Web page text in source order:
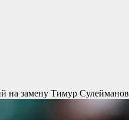
на замену Тимур Сулейманов